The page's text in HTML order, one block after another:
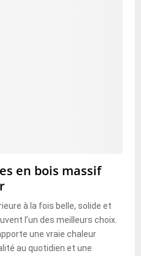
en bois massif
à la fois belle, solide et
l’un des meilleurs choix.
une vraie chaleur
au quotidien et une